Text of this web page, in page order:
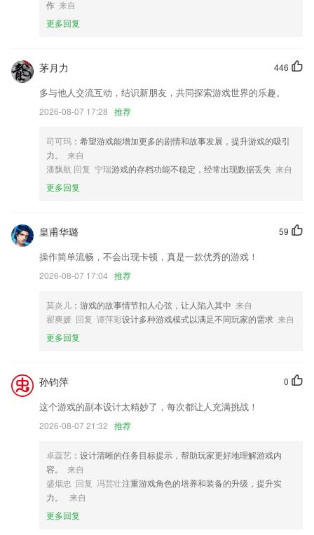
6.含酒驾新规、2021新交规介绍，包含新的违法记分标准
金年会金字招牌信誉至上手机更新了什么?
小鸣又有黑科技上线，智能感应开锁，手机靠近立即解锁！
开发商：新加坡喜达屋亚太酒店及度假酒店有限公司上海代表处
修复了用户反馈问题；
【内容种草】新增种草模块，你的“选择困难症”有救了！
优化用户体验。
以上就是金年会金字招牌信誉至上手机的介绍，如果您喜欢这款软件，您
作 来自
更多回复
446
茅月力
多与他人交流互动，结识新朋友，共同探索游戏世界的乐趣。
2026-08-07 17:28 推荐
司可玛 ：希望游戏能增加更多的剧情和故事发展，提升游戏的吸引
力。
来自
潘飘航 回复 宁瑞游戏的存档功能不稳定，经常出现数据丢失 来自
更多回复
59
皇甫华璐
操作简单流畅，不会出现卡顿，真是一款优秀的游戏！
2026-08-07 17:04 推荐
莫炎儿 ：游戏的故事情节扣人心弦，让人陷入其中 来自
翟爽媛 回复 谭萍彩设计多种游戏模式以满足不同玩家的需求 来自
更多回复
0
孙钧萍
这个游戏的副本设计太精妙了，每次都让人充满挑战！
2026-08-07 21:32 推荐
卓蕊艺 ：设计清晰的任务目标提示，帮助玩家更好地理解游戏内
容。
来自
盛烟忠 回复 冯芸壮注重游戏角色的培养和装备的升级，提升实
力。
来自
更多回复